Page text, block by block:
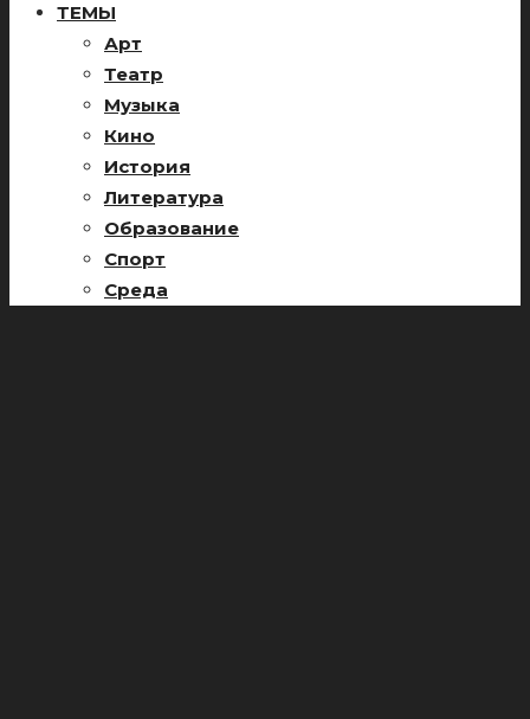
ТЕМЫ
Арт
Театр
Музыка
Кино
История
Литература
Образование
Спорт
Среда